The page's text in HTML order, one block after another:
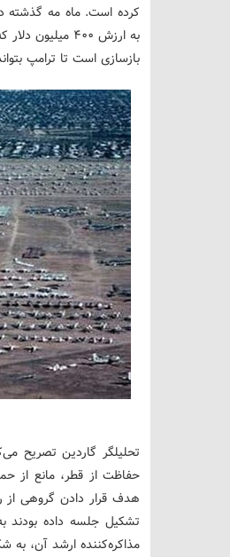
کرده است. ماه مه گذشته
به ارزش ۴۰۰
بازسازی است تا ترامپ
تحلیلگر گاردین تصریح
حفاظت از قطر، مانع از
هدف قرار دادن گروهی از
تشکیل جلسه داده بودند
مذاکره‌کننده ارشد آن، به شکست منجر شد اما